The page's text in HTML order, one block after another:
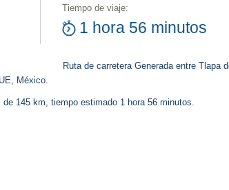
Tiempo de viaje:
1 hora 56 minutos
Ruta de carretera Generada entre Tlapa
México.
145 km, tiempo estimado 1 hora 56 minutos.